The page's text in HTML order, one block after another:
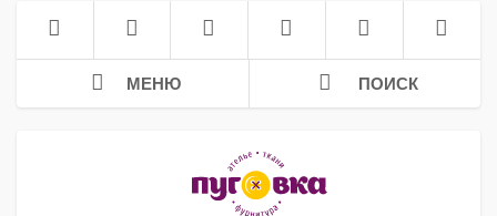
МЕНЮ ПОИСК